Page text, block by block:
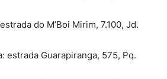
do M’Boi Mirim, 7.100, Jd.
estrada Guarapiranga, 575, Pq.